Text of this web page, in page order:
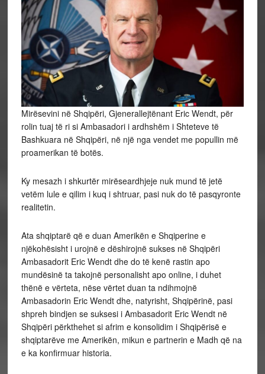
Mirësevini në Shqipëri, Gjenerallejtënant Eric Wendt, për
rolin tuaj të ri si Ambasadori i ardhshëm i Shteteve të
Bashkuara në Shqipëri, në një nga vendet me popullin më
proamerikan të botës.
Ky mesazh i shkurtër mirëseardhjeje nuk mund të jetë
vetëm lule e qilim i kuq i shtruar, pasi nuk do të pasqyronte
realitetin.
Ata shqiptarë që e duan Amerikën e Shqiperine e
njëkohësisht i urojnë e dëshirojnë sukses në Shqipëri
Ambasadorit Eric Wendt dhe do të kenë rastin apo
mundësinë ta takojnë personalisht apo online, i duhet
thënë e vërteta, nëse vërtet duan ta ndihmojnë
Ambasadorin Eric Wendt dhe, natyrisht, Shqipërinë, pasi
shpreh bindjen se suksesi i Ambasadorit Eric Wendt në
Shqipëri përkthehet si afrim e konsolidim i Shqipërisë e
shqiptarëve me Amerikën, mikun e partnerin e Madh që na
e ka konfirmuar historia.